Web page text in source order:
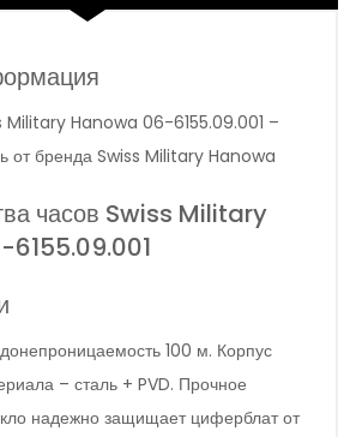
Military Hanowa 06-6155.09.001 –
от бренда Swiss Military Hanowa
часов Swiss Military
100 м. Корпус
– сталь + PVD. Прочное
надежно защищает циферблат от